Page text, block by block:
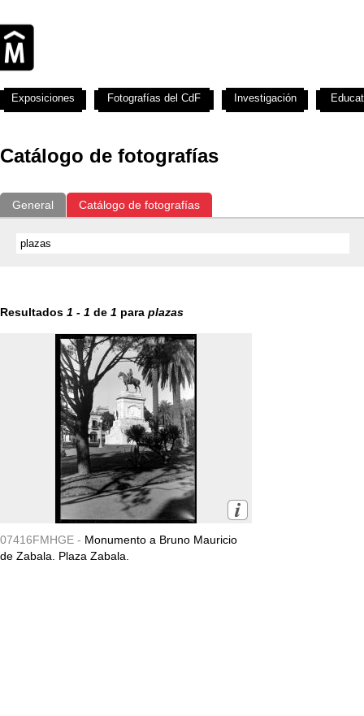
Catálogo de fotografías
General Catálogo de fotografías
Resultados 1 - 1 de 1 para plazas
07416FMHGE - Monumento a Bruno Mauricio
de Zabala. Plaza Zabala.
Exposiciones Fotografías del CdF Investigación